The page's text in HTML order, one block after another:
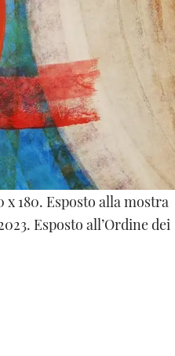
180. Esposto alla mostra
Esposto all’Ordine dei